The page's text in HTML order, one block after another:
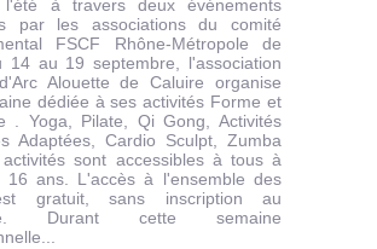
à travers deux événements
par les associations du comité
FSCF Rhône-Métropole de
14 au 19 septembre, l'association
Alouette de Caluire organise
dédiée à ses activités Forme et
. Yoga, Pilate, Qi Gong, Activités
Adaptées, Cardio Sculpt, Zumba
sont accessibles à tous à
16 ans. L'accès à l'ensemble des
gratuit, sans inscription au
Durant cette semaine